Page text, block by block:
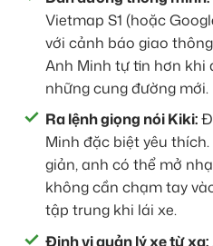
Vietmap S1 (hoặc
với cảnh báo giao
Anh Minh tự tin hơn khi
những cung đường mới.
Ra lệnh giọng nói Kiki:
Minh đặc biệt yêu
giản, anh có thể mở
không cần chạm tay
tập trung khi lái xe.
Định vị quản lý xe từ xa: